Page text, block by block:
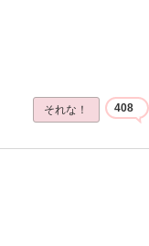
それな！ 408